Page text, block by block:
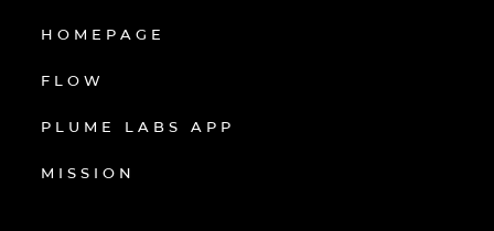
HOMEPAGE
FLOW
PLUME LABS APP
MISSION